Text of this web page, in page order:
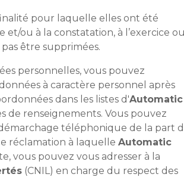
pour laquelle elles ont été
et/ou à la constatation, à l’exercice
être supprimées.
personnelles, vous pouvez
à caractère personnel après
dans les listes d'Automatic
de renseignements. Vous pouvez
téléphonique de la part
réclamation à laquelle Automatic
vous pouvez vous adresser à la
(CNIL) en charge du respect des